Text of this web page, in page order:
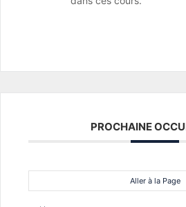
PROCHAINE
Aller à la Page